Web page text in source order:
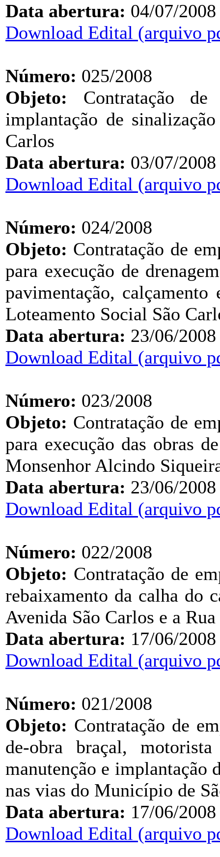
Data abertura: 04/07/2008
Download Edital (arquivo
Número: 025/2008
Objeto: Contratação de
implantação de
Carlos
Data abertura: 03/07/2008
Download Edital (arquivo
Número: 024/2008
Objeto: Contratação de
para execução de
pavimentação,
Loteamento Social São
Data abertura: 23/06/2008
Download Edital (arquivo
Número: 023/2008
Objeto: Contratação de
para execução das obras
Monsenhor Alcindo
Data abertura: 23/06/2008
Download Edital (arquivo
Número: 022/2008
Objeto: Contratação de
rebaixamento da calha do
Avenida São Carlos e a
Data abertura: 17/06/2008
Download Edital (arquivo
Número: 021/2008
Objeto: Contratação de
de-obra braçal,
manutenção e implantação
nas vias do Município de
Data abertura: 17/06/2008
Download Edital (arquivo